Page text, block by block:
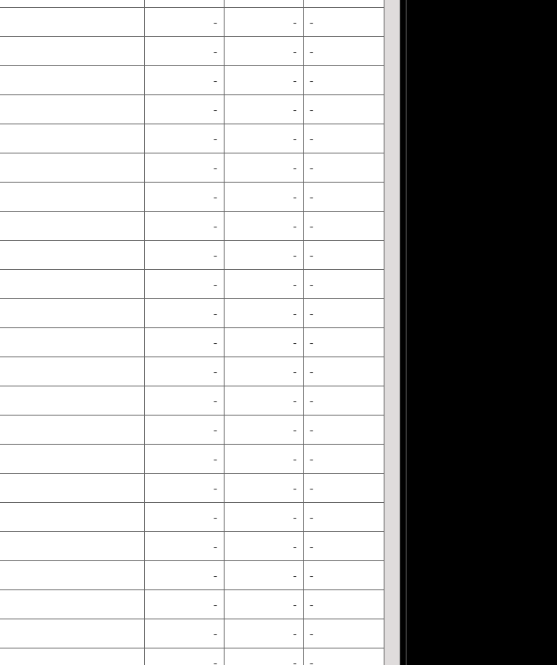
- - -
- - -
- - -
- - -
- - -
- - -
- - -
- - -
- - -
- - -
- - -
- - -
- - -
- - -
- - -
- - -
- - -
- - -
- - -
- - -
- - -
- - -
- - -